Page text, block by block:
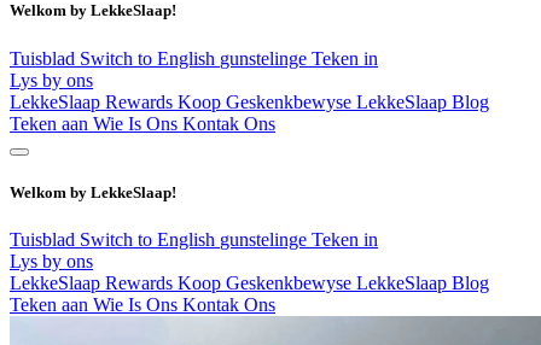
Welkom by LekkeSlaap!
Tuisblad Switch to English gunstelinge Teken in
Lys by ons
LekkeSlaap Rewards Koop Geskenkbewyse LekkeSlaap Blog
Teken aan Wie Is Ons Kontak Ons
Welkom by LekkeSlaap!
Tuisblad Switch to English gunstelinge Teken in
Lys by ons
LekkeSlaap Rewards Koop Geskenkbewyse LekkeSlaap Blog
Teken aan Wie Is Ons Kontak Ons